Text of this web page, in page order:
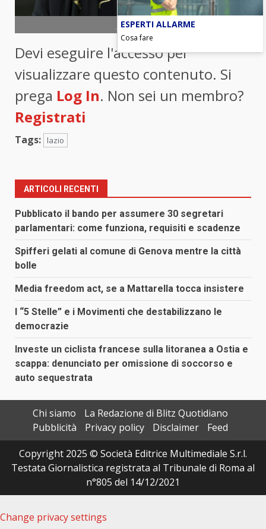
foto ANSA
Devi eseguire l'accesso per
visualizzare questo contenuto. Si
prega Log In. Non sei un membro?
Registrati
Tags: lazio
ARTICOLI RECENTI
Pubblicato il bando per assumere 30 segretari
parlamentari: come funziona, requisiti e scadenze
Spifferi gelati al comune di Genova mentre la città
bolle
Media freedom act, se a Mattarella tocca insistere
I “5 Stelle” e i Movimenti che destabilizzano le
democrazie
Investe un ciclista francese sulla litoranea a Ostia e
scappa: denunciato per omissione di soccorso e
auto sequestrata
Chi siamo
La Redazione di Blitz Quotidiano
Pubblicità
Privacy policy Disclaimer
Feed
Copyright 2025 © Società Editrice Multimediale S.r.l.
Testata Giornalistica registrata al Tribunale di Roma al
n°805 del 14/12/2021
Change privacy settings
ESPERTI ALLARME
Cosa fare